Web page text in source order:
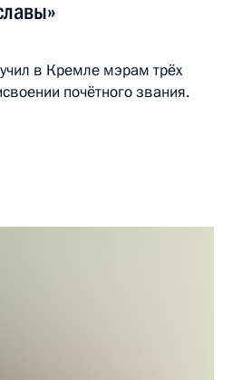
в Кремле мэрам трёх
почётного звания.